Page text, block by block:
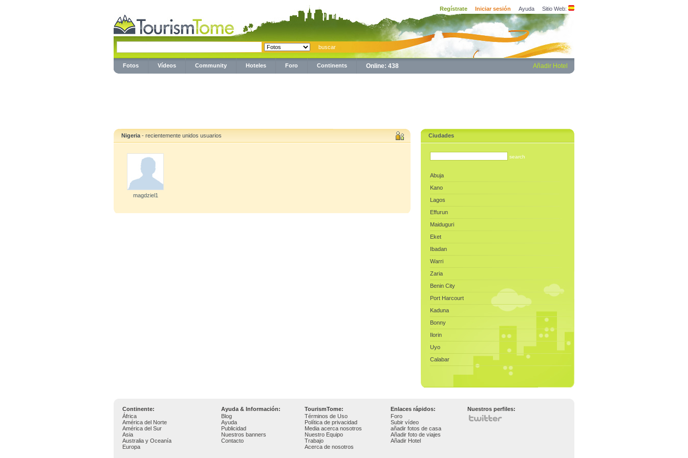
Regístrate Iniciar sesión Ayuda Sitio Web:
Fotos Vídeos Community Hoteles Foro Continents Online: 438 Añadir Hotel
Nigeria - recientemente unidos usuarios
magdziel1
Ciudades
Abuja
Kano
Lagos
Effurun
Maiduguri
Eket
Ibadan
Warri
Zaria
Benin City
Port Harcourt
Kaduna
Bonny
Ilorin
Uyo
Calabar
Continente: Ayuda & Información: TourismTome: Enlaces rápidos:
Nuestros perfiles:
África
América del Norte
América del Sur
Asia
Australia y Oceanía
Europa
Blog
Ayuda
Publicidad
Nuestros banners
Contacto
Términos de Uso
Política de privacidad
Media acerca nosotros
Nuestro Equipo
Trabajo
Acerca de nosotros
Foro
Subir vídeo
añadir fotos de casa
Añadir foto de viajes
Añadir Hotel